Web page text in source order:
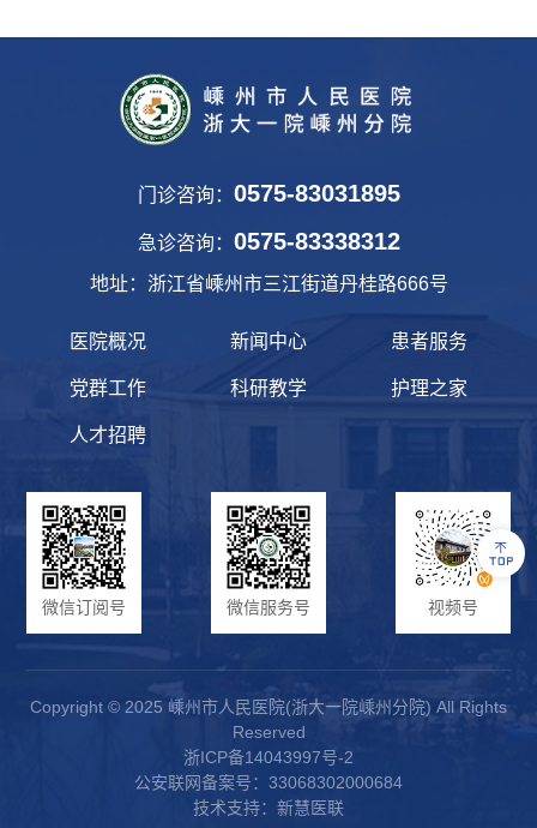
门诊咨询： 0575-83031895
急诊咨询： 0575-83338312
地址：浙江省嵊州市三江街道丹桂路666号
医院概况 新闻中心 患者服务
党群工作 科研教学 护理之家
人才招聘
微信订阅号 微信服务号 视频号
Copyright © 2025 嵊州市人民医院(浙大一院嵊州分院) All Rights
Reserved
浙ICP备14043997号-2
公安联网备案号：33068302000684
技术支持：新慧医联